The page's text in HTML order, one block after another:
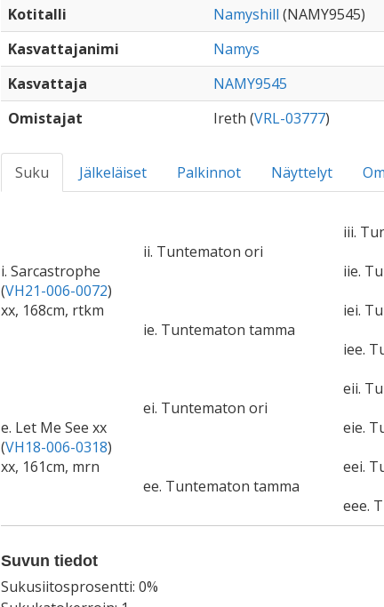
Kotitalli
Namyshill (NAMY9545)
Kasvattajanimi
Namys
Kasvattaja
NAMY9545
Omistajat
Ireth (VRL-03777)
Suku Jälkeläiset Palkinnot Näyttelyt
i. Sarcastrophe
(VH21-006-0072)
xx, 168cm, rtkm
ii. Tuntematon ori
iii.
iie.
ie. Tuntematon tamma
iei.
iee.
e. Let Me See xx
(VH18-006-0318)
xx, 161cm, mrn
ei. Tuntematon ori
eii.
eie.
ee. Tuntematon tamma
eei.
eee.
Suvun tiedot
Sukusiitosprosentti: 0%